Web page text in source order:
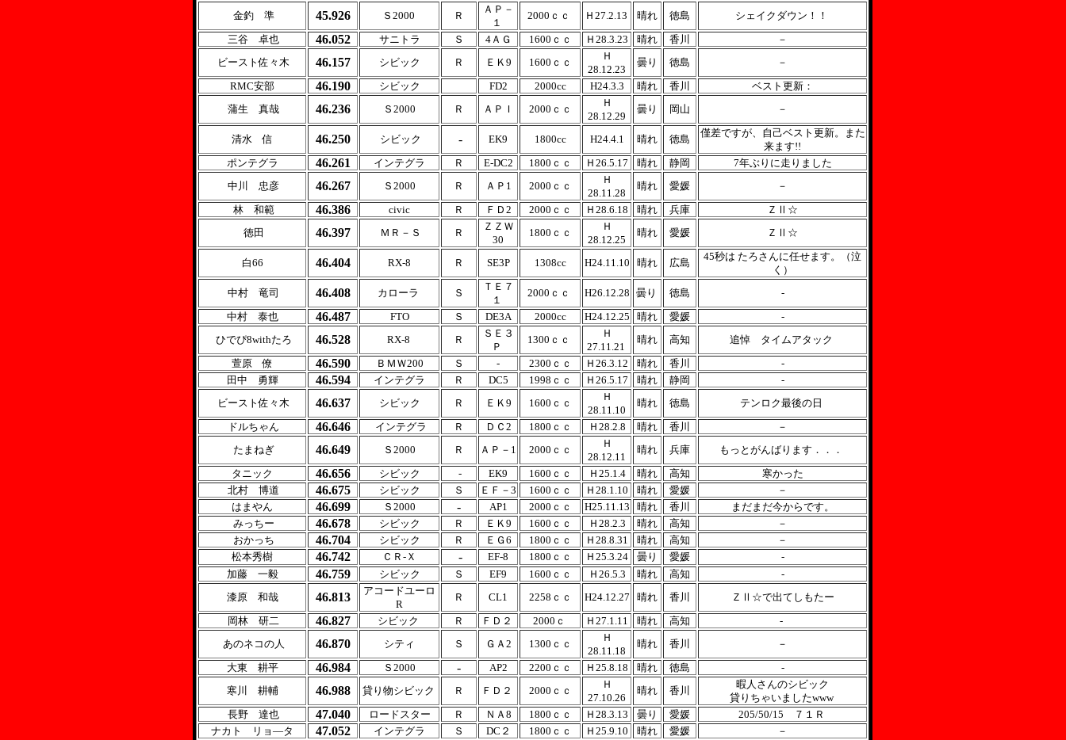
金釣 準 45.926 Ｓ2000 Ｒ
ＡＰ－
１
2000ｃｃ Ｈ27.2.13 晴れ 徳島
シェイクダウン！！
三谷 卓也
46.052 サニトラ Ｓ 4ＡＧ 1600ｃｃ Ｈ28.3.23 晴れ 香川
－
ビースト佐々木
46.157 シビック Ｒ ＥＫ9 1600ｃｃ
Ｈ
28.12.23
曇り 徳島
－
RMC安部
46.190 シビック FD2 2000cc H24.3.3 晴れ 香川
ベスト更新：
蒲生 真哉
46.236 Ｓ2000 Ｒ ＡＰＩ 2000ｃｃ
Ｈ
28.12.29
曇り 岡山 －
清水 信 46.250 シビック - EK9 1800cc H24.4.1 晴れ 徳島
僅差ですが、自己ベスト更新。また
来ます!!
ポンテグラ
46.261 インテグラ Ｒ E-DC2 1800ｃｃ Ｈ26.5.17 晴れ 静岡
7年ぶりに走りました
中川 忠彦
46.267 Ｓ2000 Ｒ ＡＰ1 2000ｃｃ
Ｈ
28.11.28
晴れ 愛媛
－
林 和範
46.386 civic Ｒ ＦＤ2 2000ｃｃ Ｈ28.6.18 晴れ 兵庫
ＺⅡ☆
徳田
46.397 ＭＲ－Ｓ Ｒ
ＺＺＷ
30
1800ｃｃ
Ｈ
28.12.25
晴れ 愛媛 ＺⅡ☆
白66 46.404 RX-8 Ｒ SE3P 1308cc H24.11.10 晴れ 広島
45秒は たろさんに任せます。（泣
く）
中村 竜司
46.408 カローラ Ｓ
ＴＥ７
１
2000ｃｃ H26.12.28 曇り 徳島
-
中村 泰也
46.487 FTO Ｓ DE3A 2000cc H24.12.25 晴れ 愛媛
-
ひでぴ8withたろ
46.528 RX-8 Ｒ
ＳＥ３
Ｐ
1300ｃｃ
Ｈ
27.11.21
晴れ 高知
追悼 タイムアタック
萱原 僚
46.590 ＢＭＷ200 Ｓ - 2300ｃｃ Ｈ26.3.12 晴れ 香川
-
田中 勇輝
46.594 インテグラ Ｒ DC5 1998ｃｃ Ｈ26.5.17 晴れ 静岡
-
ビースト佐々木
46.637 シビック Ｒ ＥＫ9 1600ｃｃ
Ｈ
28.11.10
晴れ 徳島
テンロク最後の日
ドルちゃん
46.646 インテグラ Ｒ ＤＣ2 1800ｃｃ Ｈ28.2.8 晴れ 香川
－
たまねぎ
46.649 Ｓ2000 Ｒ ＡＰ－1 2000ｃｃ
Ｈ
28.12.11
晴れ 兵庫
もっとがんばります．．．
タニック
46.656 シビック - EK9 1600ｃｃ Ｈ25.1.4 晴れ 高知
寒かった
北村 博道
46.675 シビック Ｓ ＥＦ－3 1600ｃｃ Ｈ28.1.10 晴れ 愛媛
－
はまやん
46.699 Ｓ2000 - AP1 2000ｃｃ H25.11.13 晴れ 香川
まだまだ今からです。
みっちー
46.678 シビック Ｒ ＥＫ9 1600ｃｃ Ｈ28.2.3 晴れ 高知
－
おかっち
46.704 シビック Ｒ ＥＧ6 1800ｃｃ Ｈ28.8.31 晴れ 高知
－
松本秀樹
46.742 ＣＲ-Ｘ - EF-8 1800ｃｃ Ｈ25.3.24 曇り 愛媛
-
加藤 一毅
46.759 シビック Ｓ EF9 1600ｃｃ Ｈ26.5.3 晴れ 高知
-
漆原 和哉
46.813
アコードユーロ
R
Ｒ CL1 2258ｃｃ H24.12.27 晴れ 香川
ＺⅡ☆で出てしもたー
岡林 研二
46.827 シビック Ｒ ＦＤ２ 2000ｃ Ｈ27.1.11 晴れ 高知
-
あのネコの人
46.870 シティ Ｓ ＧＡ2 1300ｃｃ
Ｈ
28.11.18
晴れ 香川
－
大東 耕平
46.984 Ｓ2000 - AP2 2200ｃｃ Ｈ25.8.18 晴れ 徳島
-
寒川 耕輔
46.988 貸り物シビック Ｒ ＦＤ２ 2000ｃｃ
Ｈ
27.10.26
晴れ 香川
暇人さんのシビック
貸りちゃいましたwww
長野 達也
47.040 ロードスター Ｒ ＮＡ8 1800ｃｃ Ｈ28.3.13 曇り 愛媛
205/50/15 ７１Ｒ
ナカト リョ―タ
47.052 インテグラ Ｓ DC２ 1800ｃｃ Ｈ25.9.10 晴れ 愛媛
－